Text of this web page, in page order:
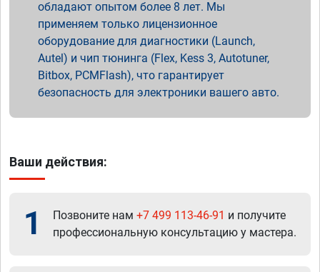
обладают опытом более 8 лет. Мы
применяем только лицензионное
оборудование для диагностики (Launch,
Autel) и чип тюнинга (Flex, Kess 3, Autotuner,
Bitbox, PCMFlash), что гарантирует
безопасность для электроники вашего авто.
Ваши действия:
1 Позвоните нам +7 499 113-46-91 и получите
профессиональную консультацию у мастера.